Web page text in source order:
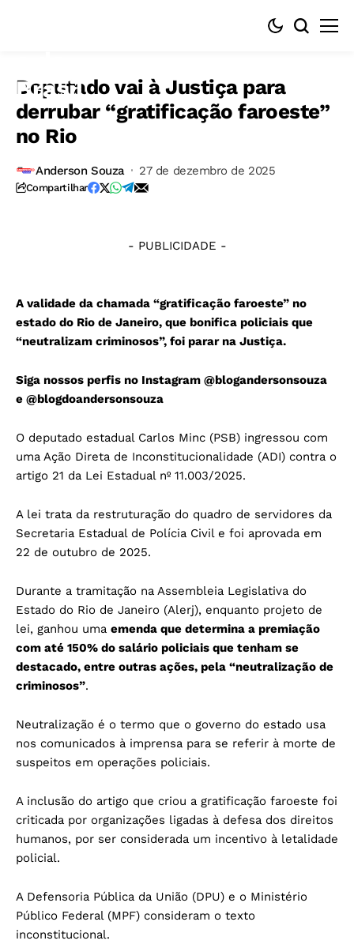
Deputado vai à Justiça para
derrubar “gratificação faroeste”
no Rio
Anderson Souza 27 de dezembro de 2025
Compartilhar
©
Fernando
Frazão/Agência
- PUBLICIDADE -
A validade da chamada “gratificação faroeste” no
estado do Rio de Janeiro, que bonifica policiais que
“neutralizam criminosos”, foi parar na Justiça.
Siga nossos perfis no Instagram @blogandersonsouza
e @blogdoandersonsouza
O deputado estadual Carlos Minc (PSB) ingressou com
uma Ação Direta de Inconstitucionalidade (ADI) contra o
artigo 21 da Lei Estadual nº 11.003/2025.
A lei trata da restruturação do quadro de servidores da
Secretaria Estadual de Polícia Civil e foi aprovada em
22 de outubro de 2025.
Durante a tramitação na Assembleia Legislativa do
Estado do Rio de Janeiro (Alerj), enquanto projeto de
lei, ganhou uma emenda que determina a premiação
com até 150% do salário policiais que tenham se
destacado, entre outras ações, pela “neutralização de
criminosos”.
Neutralização é o termo que o governo do estado usa
nos comunicados à imprensa para se referir à morte de
suspeitos em operações policiais.
A inclusão do artigo que criou a gratificação faroeste foi
criticada por organizações ligadas à defesa dos direitos
humanos, por ser considerada um incentivo à letalidade
policial.
A Defensoria Pública da União (DPU) e o Ministério
Público Federal (MPF) consideram o texto
inconstitucional.